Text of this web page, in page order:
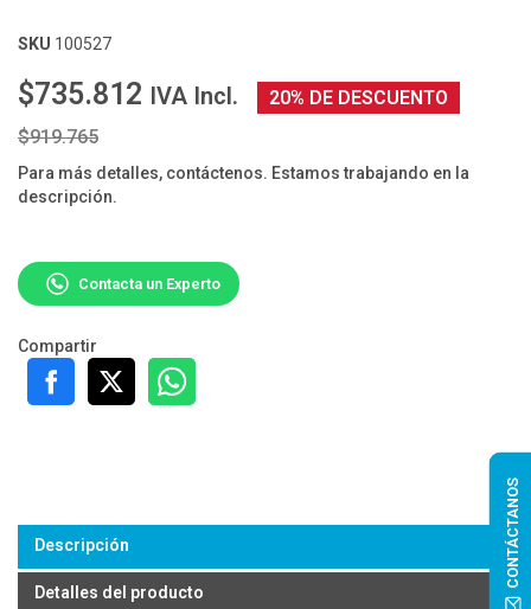
SKU 100527
$735.812 IVA Incl.
20% DE DESCUENTO
$919.765
Para más detalles, contáctenos. Estamos trabajando en la
descripción.
Contacta un Experto
Compartir
Descripción
Detalles del producto
CONTÁCTANOS